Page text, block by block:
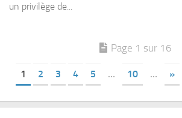
un privilège de...
Page 1 sur 16
1 2 3 4 5 … 10 … »